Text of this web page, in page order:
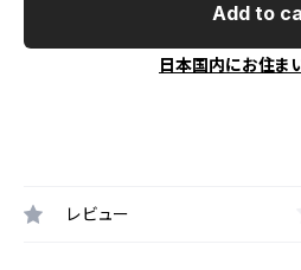
Add to
日本国内にお住ま
レビュー